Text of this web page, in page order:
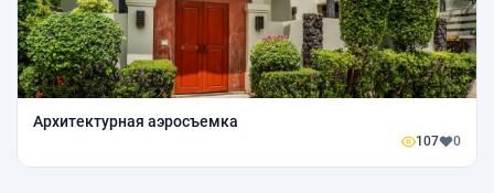
Архитектурная аэросъемка
107 0